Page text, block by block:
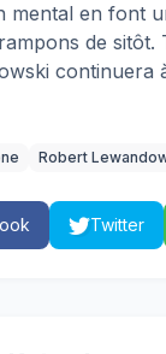
mental en font
de
Robert
Twitter